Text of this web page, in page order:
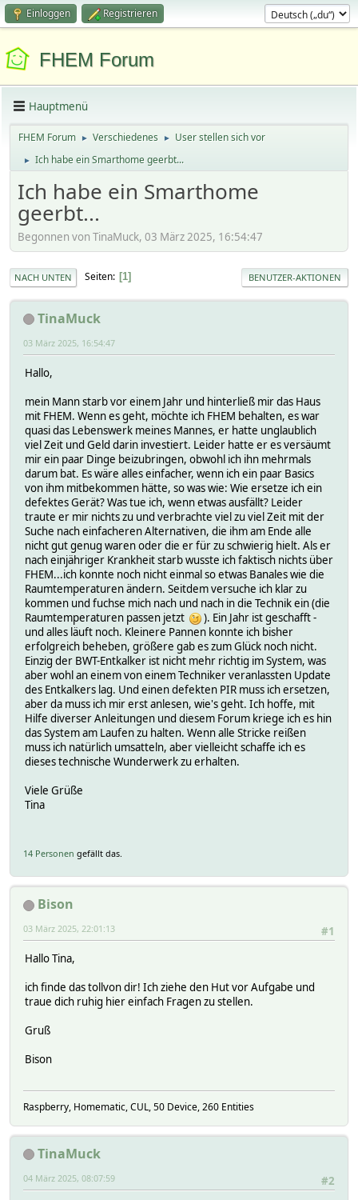
Einloggen Registrieren
FHEM Forum
Hauptmenü
FHEM Forum ► Verschiedenes ► User stellen sich vor
► Ich habe ein Smarthome geerbt...
Ich habe ein Smarthome
geerbt...
Begonnen von TinaMuck, 03 März 2025, 16:54:47
NACH UNTEN Seiten 1 BENUTZER-AKTIONEN
TinaMuck
03 März 2025, 16:54:47
Hallo,
mein Mann starb vor einem Jahr und hinterließ mir das Haus
mit FHEM. Wenn es geht, möchte ich FHEM behalten, es war
quasi das Lebenswerk meines Mannes, er hatte unglaublich
viel Zeit und Geld darin investiert. Leider hatte er es versäumt
mir ein paar Dinge beizubringen, obwohl ich ihn mehrmals
darum bat. Es wäre alles einfacher, wenn ich ein paar Basics
von ihm mitbekommen hätte, so was wie: Wie ersetze ich ein
defektes Gerät? Was tue ich, wenn etwas ausfällt? Leider
traute er mir nichts zu und verbrachte viel zu viel Zeit mit der
Suche nach einfacheren Alternativen, die ihm am Ende alle
nicht gut genug waren oder die er für zu schwierig hielt. Als er
nach einjähriger Krankheit starb wusste ich faktisch nichts über
FHEM...ich konnte noch nicht einmal so etwas Banales wie die
Raumtemperaturen ändern. Seitdem versuche ich klar zu
kommen und fuchse mich nach und nach in die Technik ein (die
Raumtemperaturen passen jetzt
). Ein Jahr ist geschafft -
und alles läuft noch. Kleinere Pannen konnte ich bisher
erfolgreich beheben, größere gab es zum Glück noch nicht.
Einzig der BWT-Entkalker ist nicht mehr richtig im System, was
aber wohl an einem von einem Techniker veranlassten Update
des Entkalkers lag. Und einen defekten PIR muss ich ersetzen,
aber da muss ich mir erst anlesen, wie's geht. Ich hoffe, mit
Hilfe diverser Anleitungen und diesem Forum kriege ich es hin
das System am Laufen zu halten. Wenn alle Stricke reißen
muss ich natürlich umsatteln, aber vielleicht schaffe ich es
dieses technische Wunderwerk zu erhalten.
Viele Grüße
Tina
14 Personen gefällt das.
Bison
#1
03 März 2025, 22:01:13
Hallo Tina,
ich finde das tollvon dir! Ich ziehe den Hut vor Aufgabe und
traue dich ruhig hier einfach Fragen zu stellen.
Gruß
Bison
Raspberry, Homematic, CUL, 50 Device, 260 Entities
TinaMuck
#2
04 März 2025, 08:07:59